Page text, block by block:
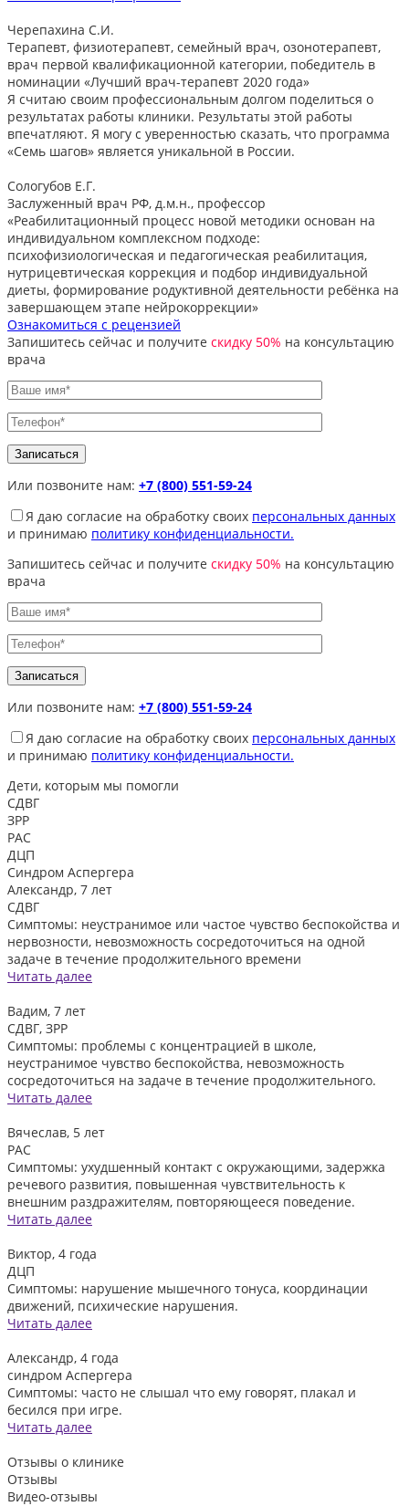
Черепахина С.И.
Терапевт, физиотерапевт, семейный врач, озонотерапевт,
врач первой квалификационной категории, победитель в
номинации «Лучший врач-терапевт 2020 года»
Я считаю своим профессиональным долгом поделиться о
результатах работы клиники. Результаты этой работы
впечатляют. Я могу с уверенностью сказать, что программа
«Семь шагов» является уникальной в России.
Сологубов Е.Г.
Заслуженный врач РФ, д.м.н., профессор
«Реабилитационный процесс новой методики основан на
индивидуальном комплексном подходе:
психофизиологическая и педагогическая реабилитация,
нутрицевтическая коррекция и подбор индивидуальной
диеты, формирование родуктивной деятельности ребёнка на
завершающем этапе нейрокоррекции»
Ознакомиться с рецензией
Запишитесь сейчас и получите скидку 50% на консультацию
врача
Или позвоните нам: +7 (800) 551-59-24
Я даю согласие на обработку своих персональных данных
и принимаю политику конфиденциальности.
Запишитесь сейчас и получите скидку 50% на консультацию
врача
Или позвоните нам: +7 (800) 551-59-24
Я даю согласие на обработку своих персональных данных
и принимаю политику конфиденциальности.
Дети, которым мы помогли
СДВГ
ЗРР
РАС
ДЦП
Синдром Аспергера
Александр, 7 лет
СДВГ
Симптомы: неустранимое или частое чувство беспокойства и
нервозности, невозможность сосредоточиться на одной
задаче в течение продолжительного времени
Читать далее
Вадим, 7 лет
СДВГ, ЗРР
Симптомы: проблемы с концентрацией в школе,
неустранимое чувство беспокойства, невозможность
сосредоточиться на задаче в течение продолжительного.
Читать далее
Вячеслав, 5 лет
РАС
Симптомы: ухудшенный контакт с окружающими, задержка
речевого развития, повышенная чувствительность к
внешним раздражителям, повторяющееся поведение.
Читать далее
Виктор, 4 года
ДЦП
Симптомы: нарушение мышечного тонуса, координации
движений, психические нарушения.
Читать далее
Александр, 4 года
синдром Аспергера
Симптомы: часто не слышал что ему говорят, плакал и
бесился при игре.
Читать далее
Отзывы о клинике
Отзывы
Видео-отзывы